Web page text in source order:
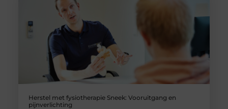
Herstel met fysiotherapie Sneek: Vooruitgang en
pijnverlichting